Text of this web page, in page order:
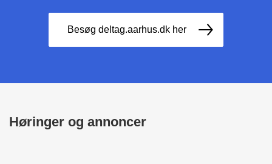
Besøg deltag.aarhus.dk her
Høringer og annoncer